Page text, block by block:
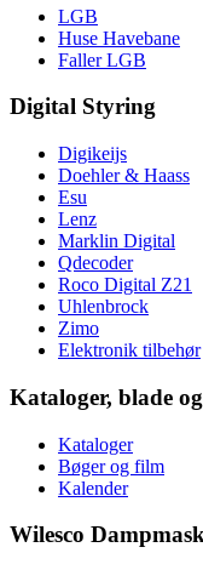
LGB
Huse Havebane
Faller LGB
Digital Styring
Digikeijs
Doehler & Haass
Esu
Lenz
Marklin Digital
Qdecoder
Roco Digital Z21
Uhlenbrock
Zimo
Elektronik tilbehør
Kataloger, blade
Kataloger
Bøger og film
Kalender
Wilesco